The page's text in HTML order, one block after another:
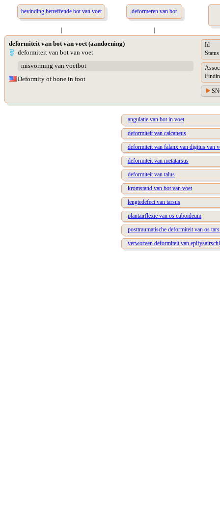
bevinding betreffende bot van voet deformeren van bot
deformiteit van bot van voet (aandoening)
deformiteit van bot van voet
misvorming van voetbot
Deformity of bone in foot
Id
Status
angulatie van bot in voet
deformiteit van calcaneus
deformiteit van falanx van digitus van
deformiteit van metatarsus
deformiteit van talus
kromstand van bot van voet
lengtedefect van tarsus
plantairflexie van os cuboideum
posttraumatische deformiteit van os
verworven deformiteit van